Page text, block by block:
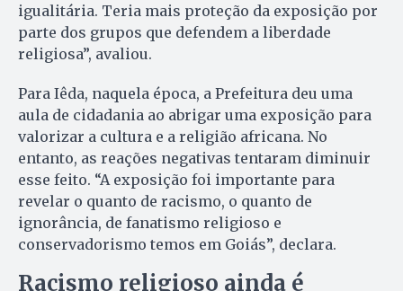
igualitária. Teria mais proteção da exposição por
parte dos grupos que defendem a liberdade
religiosa”, avaliou.
Para Iêda, naquela época, a Prefeitura deu uma
aula de cidadania ao abrigar uma exposição para
valorizar a cultura e a religião africana. No
entanto, as reações negativas tentaram diminuir
esse feito. “A exposição foi importante para
revelar o quanto de racismo, o quanto de
ignorância, de fanatismo religioso e
conservadorismo temos em Goiás”, declara.
Racismo religioso ainda é